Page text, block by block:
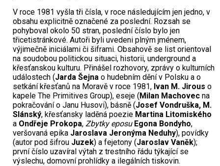
V roce 1981 vyšla tři čísla, v roce následujícím jen jedno, v
obsahu explicitně označené za poslední. Rozsah se
pohyboval okolo 50 stran, poslední číslo bylo jen
třicetistránkové. Autoři byli uvedeni plným jménem,
výjimečně iniciálami či šiframi. Obsahově se list orientoval
na soudobou politickou situaci, historii, underground a
křesťanskou kulturu. Přinášel rozhovory, zprávy o kulturních
událostech (Jarda Šejna o hudebním dění v Polsku a o
setkání křesťanů na Moravě v roce 1981, Ivan M. Jirous o
kapele The Primitives Group), eseje (Milan Machovec na
pokračování o Janu Husovi), básně (Josef Vondruška, M.
Slánský, křesťansky laděná poezie Martina Litomiského
a Ondřeje Prokopa, Zbytky eposu Egona Bondyho,
veršovaná epika Jaroslava Jeronýma Neduhy), povídky
(autor pod šifrou Juzek) a fejetony (Jaroslav Vaněk);
první číslo uzavíral výtah z trestního řádu týkající se
výslechu, domovní prohlídky a ilegálních tiskovin.